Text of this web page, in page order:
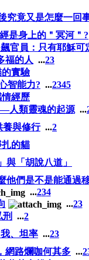
究竟又是怎麼一回
是身上的＂冥河＂?
官員：只有耶穌可
福的人 ...23
的實驗
智能力? ...2345
情經歷
人類靈魂的起源 ...
養與修行 ...2
扎的貓
與「胡說八道」
他們是不是能通過
...234
...23
刑
...2
、坦率 ...23
網路爛咖何其多 ...2